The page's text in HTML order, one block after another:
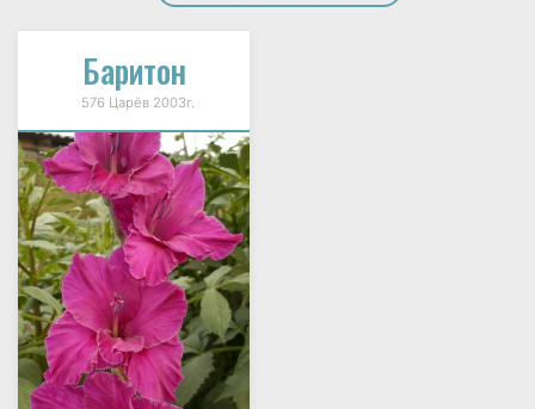
Баритон
576 Царёв 2003г.